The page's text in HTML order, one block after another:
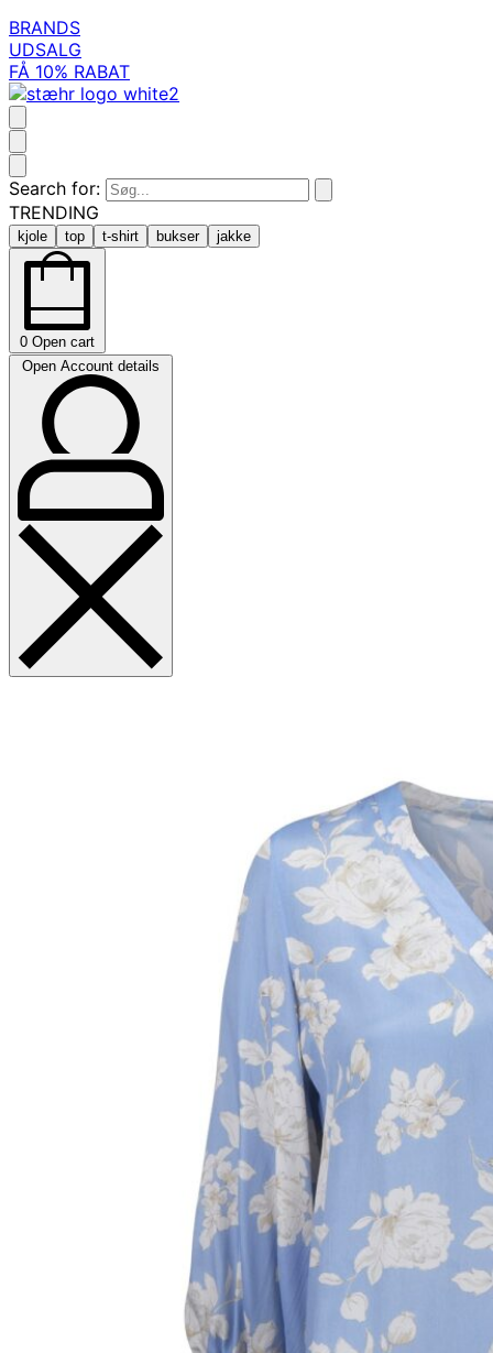
BRANDS
UDSALG
FÅ 10% RABAT
Search for:
TRENDING
kjole top t-shirt bukser jakke
0 Open cart
Open Account details